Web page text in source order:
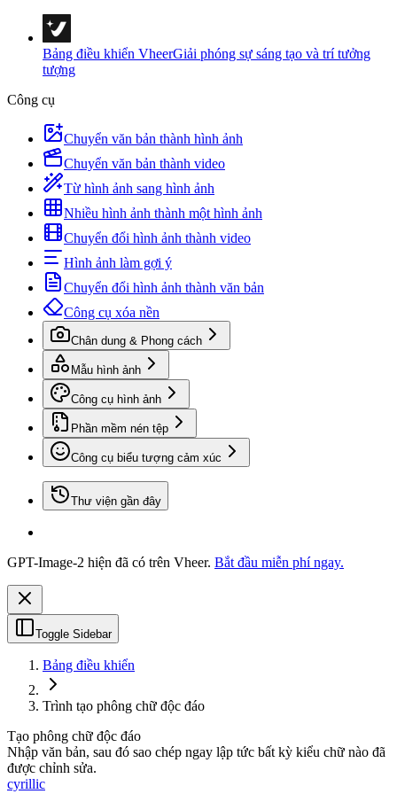
Bảng điều khiển VheerGiải phóng sự sáng tạo và trí tưởng
tượng
Công cụ
Chuyển văn bản thành hình ảnh
Chuyển văn bản thành video
Từ hình ảnh sang hình ảnh
Nhiều hình ảnh thành một hình ảnh
Chuyển đổi hình ảnh thành video
Hình ảnh làm gợi ý
Chuyển đổi hình ảnh thành văn bản
Công cụ xóa nền
Chân dung & Phong cách
Mẫu hình ảnh
Công cụ hình ảnh
Phần mềm nén tệp
Công cụ biểu tượng cảm xúc
Thư viện gần đây
GPT-Image-2 hiện đã có trên Vheer. Bắt đầu miễn phí ngay.
Toggle Sidebar
Bảng điều khiển
Trình tạo phông chữ độc đáo
Tạo phông chữ độc đáo
Nhập văn bản, sau đó sao chép ngay lập tức bất kỳ kiểu chữ nào đã
được chỉnh sửa.
cyrillic